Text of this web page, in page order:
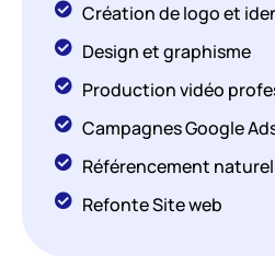
Création de logo et
Design et graphisme
Production vidéo
Campagnes Google
Référencement naturel
Refonte Site web